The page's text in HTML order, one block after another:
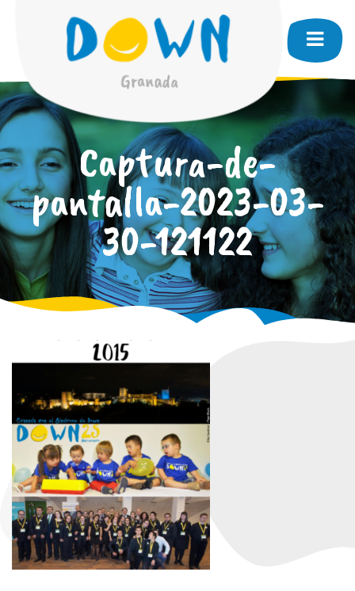
Captura-de-
pantalla-2023-03-
30-121122